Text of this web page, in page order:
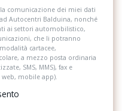
(lato passeggero) e
comunicazione dei miei dati
Autocentri Balduina, nonché
ai settori automobilistico,
che li potranno
cartacee,
a mezzo posta ordinaria
SMS, MMS), fax e
mobile app).